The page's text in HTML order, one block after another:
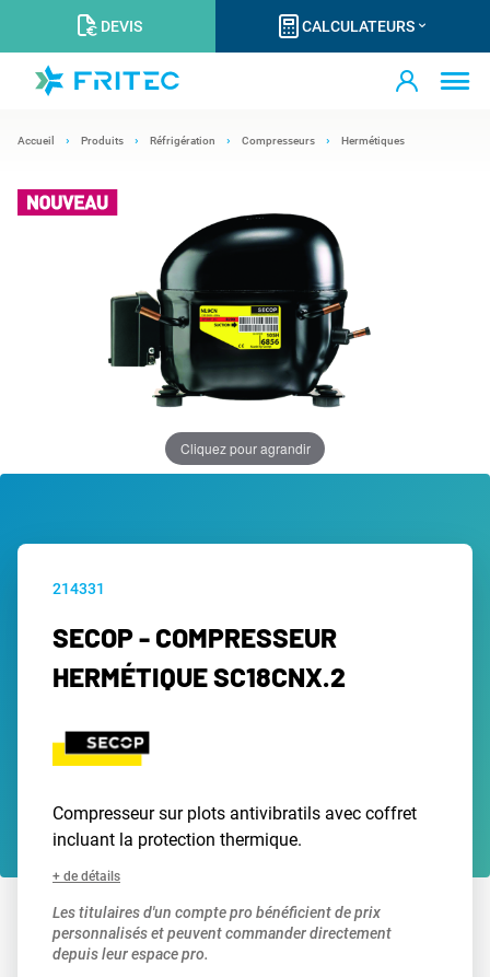
DEVIS CALCULATEURS
Accueil Produits Réfrigération Compresseurs Hermétiques
Cliquez pour agrandir
214331
SECOP - COMPRESSEUR
HERMÉTIQUE SC18CNX.2
Compresseur sur plots antivibratils avec coffret
incluant la protection thermique.
+ de détails
Les titulaires d'un compte pro bénéficient de prix
personnalisés et peuvent commander directement
depuis leur espace pro.